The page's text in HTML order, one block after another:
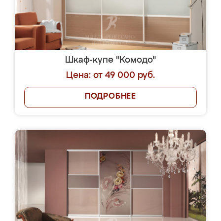
Шкаф-купе "Комодо"
Цена: от 49 000 руб.
ПОДРОБНЕЕ